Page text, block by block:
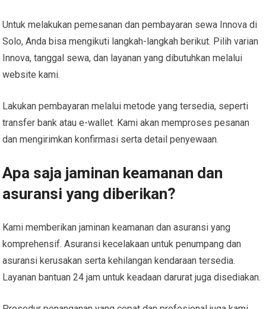
Untuk melakukan pemesanan dan pembayaran sewa Innova di
Solo, Anda bisa mengikuti langkah-langkah berikut. Pilih varian
Innova, tanggal sewa, dan layanan yang dibutuhkan melalui
website kami.
Lakukan pembayaran melalui metode yang tersedia, seperti
transfer bank atau e-wallet. Kami akan memproses pesanan
dan mengirimkan konfirmasi serta detail penyewaan.
Apa saja jaminan keamanan dan
asuransi yang diberikan?
Kami memberikan jaminan keamanan dan asuransi yang
komprehensif. Asuransi kecelakaan untuk penumpang dan
asuransi kerusakan serta kehilangan kendaraan tersedia.
Layanan bantuan 24 jam untuk keadaan darurat juga disediakan.